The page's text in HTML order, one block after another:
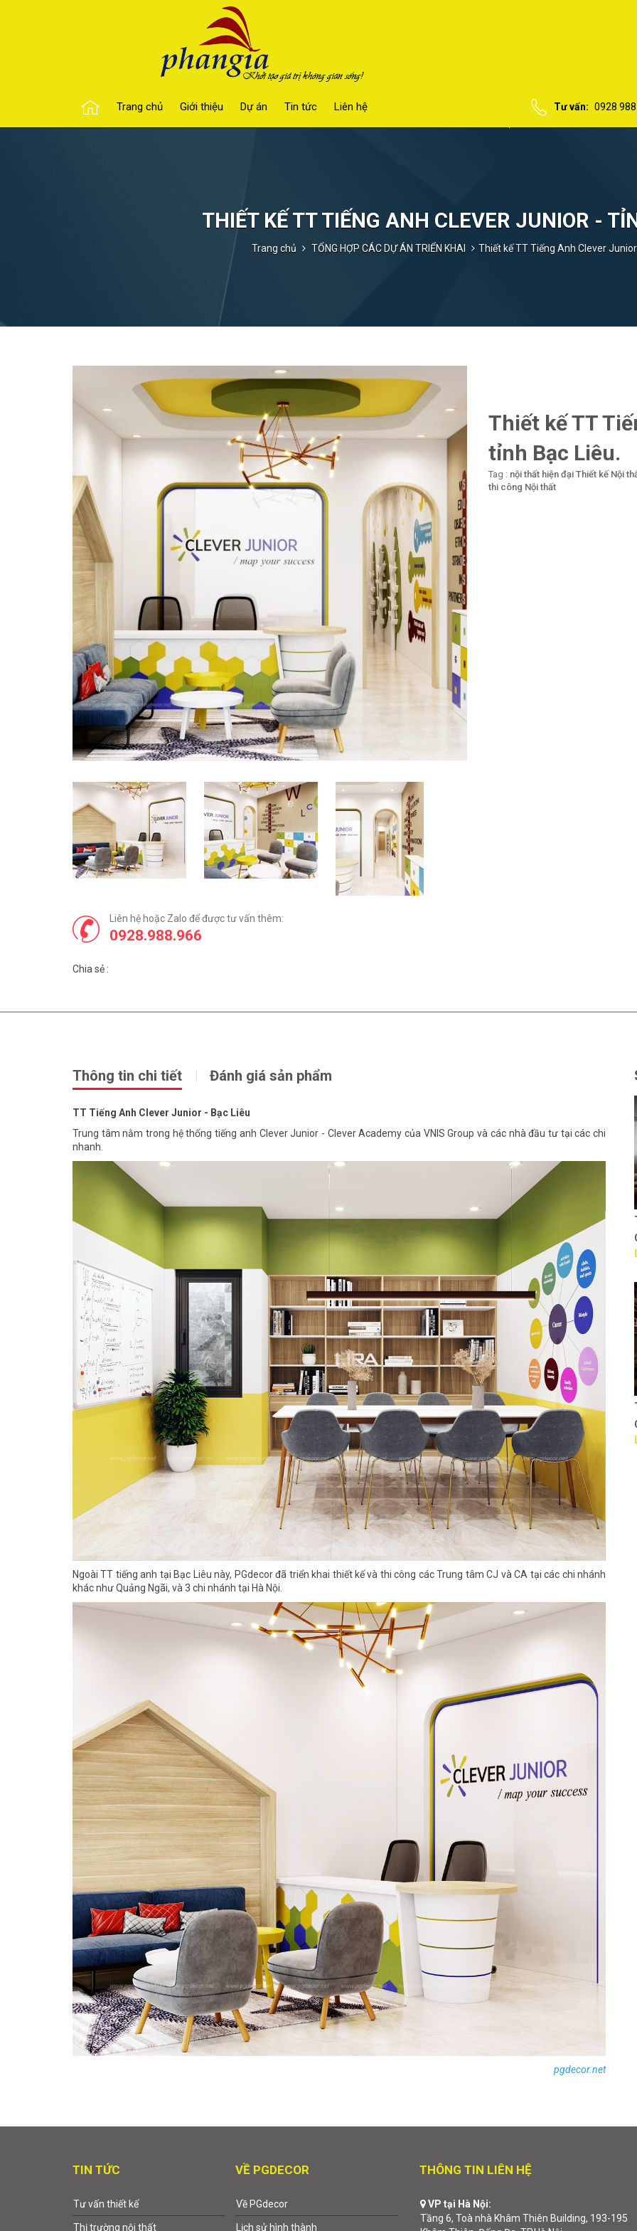
Trang chủ Giới thiệu Dự án Tin tức Liên hệ Tư vấn: 0928
THIẾT KẾ TT TIẾNG ANH CLEVER JUNIOR -
Trang chủ TỔNG HỢP CÁC DỰ ÁN TRIỂN KHAI Thiết kế TT Tiếng Anh Clever
Liên hệ hoặc Zalo để được tư vấn thêm:
0928.988.966
Chia sẻ :
Thiết kế TT
tỉnh Bạc Liêu.
Tag : nội thất hiện đại Thiết kế Nội
thi công Nội thất
Thông tin chi tiết Đánh giá sản phẩm
TT Tiếng Anh Clever Junior - Bạc Liêu
Trung tâm nằm trong hệ thống tiếng anh Clever Junior - Clever Academy của VNIS Group và các nhà đầu tư tại các chi
nhanh.
Ngoài TT tiếng anh tại Bạc Liêu này, PGdecor đã triển khai thiết kế và thi công các Trung tâm CJ và CA tại các chi nhánh
khác như Quảng Ngãi, và 3 chi nhánh tại Hà Nội.
pgdecor.net
Thiết kế văn phòng Cty
Liên hệ
Thiết kế Nhà hàng KS
CVY
Liên hệ
TIN TỨC
Tư vấn thiết kế
Thị trường nội thất
VỀ PGDECOR
Về PGdecor
Lịch sử hình thành
THÔNG TIN LIÊN HỆ
VP tại Hà Nội:
Tầng 6, Toà nhà Khâm Thiên Building, 193-195